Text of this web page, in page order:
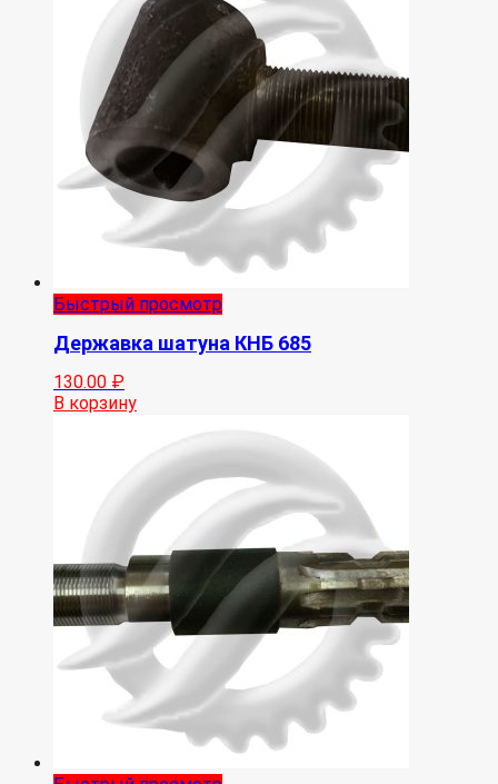
Быстрый просмотр
Державка шатуна КНБ 685
130.00 ₽
В корзину